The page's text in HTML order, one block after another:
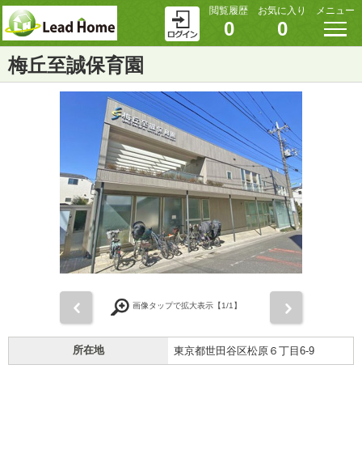
閲覧履歴
0
お気に入り
0
メニュー
梅丘至誠保育園
画像タップで拡大表示【1/1】
所在地 東京都世田谷区松原６丁目6-9